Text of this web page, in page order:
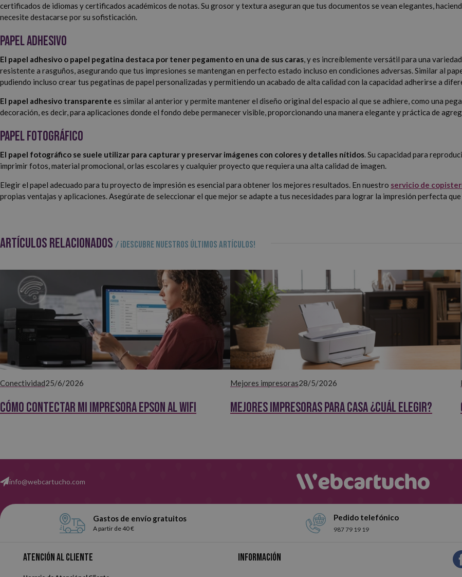
certificados de idiomas y certificados académicos de notas. Su grosor y textura aseguran que tus documentos se vean elegantes,
necesite destacarse por su sofisticación.
Papel Adhesivo
El papel adhesivo o papel pegatina destaca por tener pegamento en una de sus caras, y es increíblemente versátil para una
resistente a rasguños, asegurando que tus impresiones se mantengan en perfecto estado incluso en condiciones adversas. Similar al
pudiendo incluso crear tus pegatinas de papel personalizadas y permitiendo un acabado de alta calidad con la capacidad adherirse a
El papel adhesivo transparente es similar al anterior y permite mantener el diseño original del espacio al que se adhiere, como una
decoración, es decir, para aplicaciones donde el fondo debe permanecer visible, proporcionando una manera elegante y práctica de
Papel Fotográfico
El papel fotográfico se suele utilizar para capturar y preservar imágenes con colores y detalles nítidos. Su capacidad para
imprimir fotos, material promocional, orlas escolares y cualquier proyecto que requiera una alta calidad de imagen.
Elegir el papel adecuado para tu proyecto de impresión es esencial para obtener los mejores resultados. En nuestro servicio de
propias ventajas y aplicaciones. Asegúrate de seleccionar el que mejor se adapte a tus necesidades para lograr la impresión perfecta que
ARTÍCULOS RELACIONADOS / ¡Descubre nuestros últimos artículos!
Conectividad25/6/2026
Cómo contectar mi impresora EPSON al WiFi
Mejores impresoras28/5/2026
Mejores impresoras para casa ¿Cuál elegir?
info@webcartucho.com
Gastos de envío gratuitos
A partir de 40 €
Pedido telefónico
987 79 19 19
Atención al cliente Información